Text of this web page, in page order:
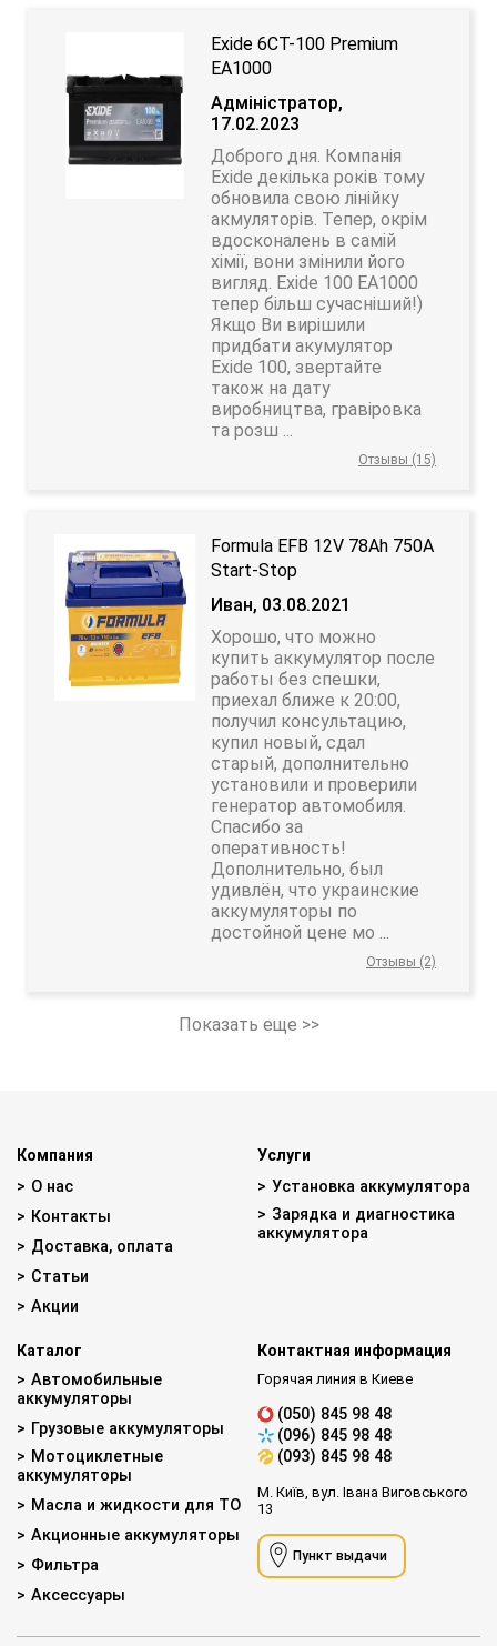
Exide 6СТ-100 Premium
EA1000
Адміністратор,
17.02.2023
Доброго дня. Компанія
Exide декілька років тому
обновила свою лінійку
акмуляторів. Тепер, окрім
вдосконалень в самій
хімії, вони змінили його
вигляд. Exide 100 EA1000
тепер більш сучасніший!)
Якщо Ви вирішили
придбати акумулятор
Exide 100, звертайте
також на дату
виробництва, гравіровка
та розш ...
Отзывы (15)
Formula EFB 12V 78Ah 750A
Start-Stop
Иван, 03.08.2021
Хорошо, что можно
купить аккумулятор после
работы без спешки,
приехал ближе к 20:00,
получил консультацию,
купил новый, сдал
старый, дополнительно
установили и проверили
генератор автомобиля.
Спасибо за
оперативность!
Дополнительно, был
удивлён, что украинские
аккумуляторы по
достойной цене мо ...
Отзывы (2)
Показать еще >>
Компания
О нас
Контакты
Доставка, оплата
Статьи
Акции
Услуги
Установка аккумулятора
Зарядка и диагностика
аккумулятора
Каталог
Автомобильные
аккумуляторы
Грузовые аккумуляторы
Мотоциклетные
аккумуляторы
Масла и жидкости для ТО
Акционные аккумуляторы
Фильтра
Аксессуары
Контактная информация
Горячая линия в Киеве
(050) 845 98 48
(096) 845 98 48
(093) 845 98 48
М. Київ, вул. Івана Виговського
13
Пункт выдачи